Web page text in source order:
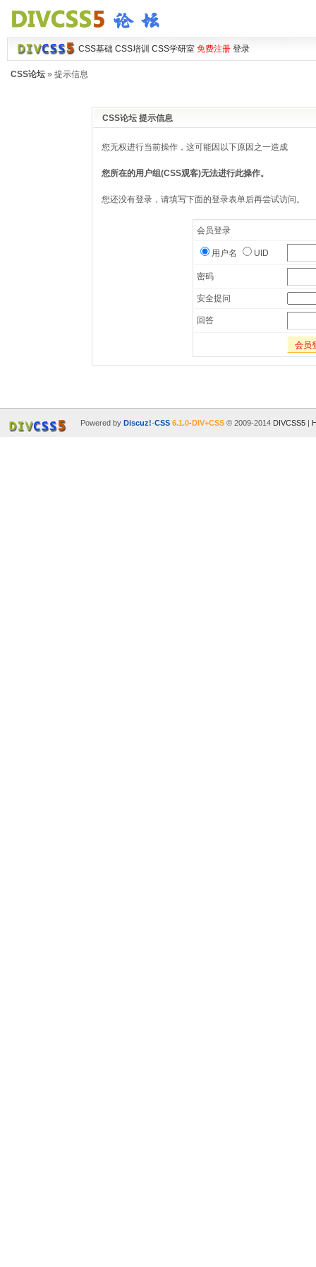
CSS基础 CSS培训 CSS学研室 免费注册 登录
CSS论坛» 提示信息
CSS论坛 提示信息
您无权进行当前操作，这可能因以下原因之一造成
您所在的用户组(CSS观客)无法进行此操作。
您还没有登录，请填写下面的登录表单后再尝试访问。
会员登录
用户名 UID
密码
安全提问
回答
会员
Powered by Discuz!-CSS 6.1.0-DIV+CSS© 2009-2014 DIVCSS5|